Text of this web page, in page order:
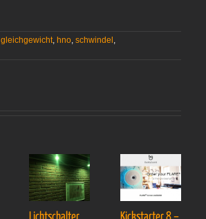
gleichgewicht, hno, schwindel ,